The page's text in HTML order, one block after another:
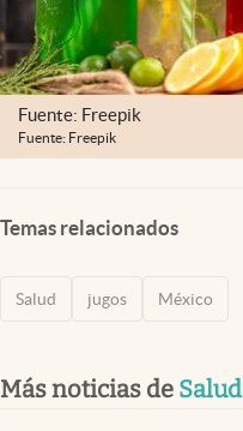
Fuente: Freepik
Fuente: Freepik
Temas relacionados
Salud jugos México
Más noticias de Salud